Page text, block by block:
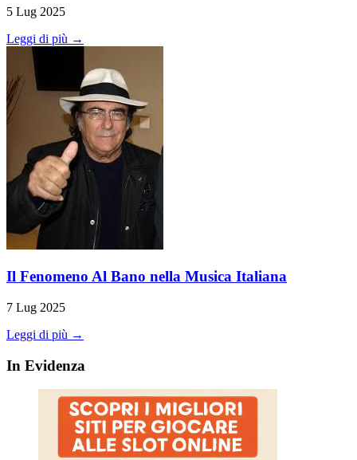
5 Lug 2025
Leggi di più →
Il Fenomeno Al Bano nella Musica Italiana
7 Lug 2025
Leggi di più →
In Evidenza